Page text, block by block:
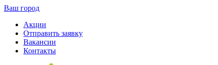
Ваш город
Акции
Отправить заявку
Вакансии
Контакты